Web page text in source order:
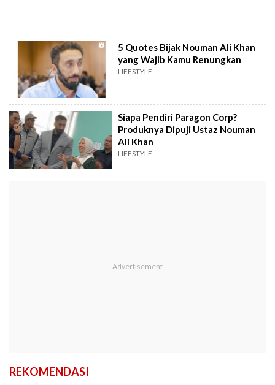
5 Quotes Bijak Nouman Ali Khan
yang Wajib Kamu Renungkan
LIFESTYLE
Siapa Pendiri Paragon Corp?
Produknya Dipuji Ustaz Nouman
Ali Khan
LIFESTYLE
REKOMENDASI